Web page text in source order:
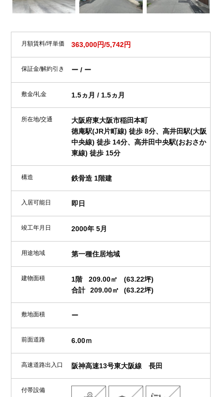
月額賃料/坪単価 363,000円/5,742円
保証金/解約引き ー / ー
敷金/礼金 1.5ヵ月 / 1.5ヵ月
所在地/交通
大阪府東大阪市稲田本町
徳庵駅(JR片町線) 徒歩 8分、高井田駅(大阪
中央線) 徒歩 14分、高井田中央駅(おおさか
東線) 徒歩 15分
構造 鉄骨造 1階建
入居可能日 即日
竣工年月日 2000年 5月
用途地域 第一種住居地域
建物面積 1階 209.00㎡
(63.22坪)
合計
209.00㎡ (63.22坪)
敷地面積 ー
前面道路 6.00ｍ
高速道路出入口 阪神高速13号東大阪線 長田
付帯設備